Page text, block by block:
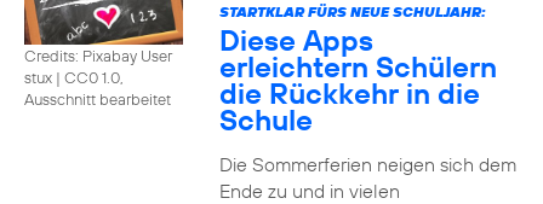
Credits: Pixabay User
stux | CC0 1.0,
Ausschnitt bearbeitet
STARTKLAR FÜRS NEUE SCHULJAHR:
Diese Apps
erleichtern Schülern
die Rückkehr in die
Schule
Die Sommerferien neigen sich dem
Ende zu und in vielen